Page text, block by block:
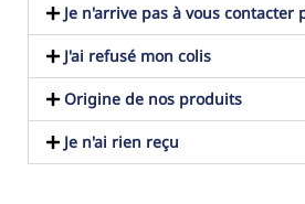
Je n'arrive pas à vous contacter
J'ai refusé mon colis
Origine de nos produits
Je n'ai rien reçu